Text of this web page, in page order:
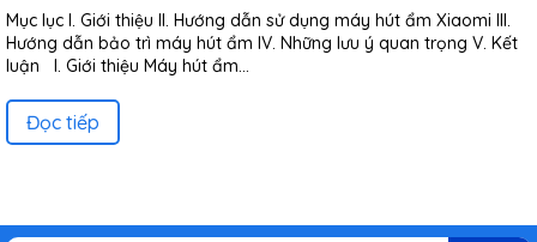
Mục lục I. Giới thiệu II. Hướng dẫn sử dụng máy hút ẩm Xiaomi III.
Hướng dẫn bảo trì máy hút ẩm IV. Những lưu ý quan trọng V. Kết
luận I. Giới thiệu Máy hút ẩm...
Đọc tiếp